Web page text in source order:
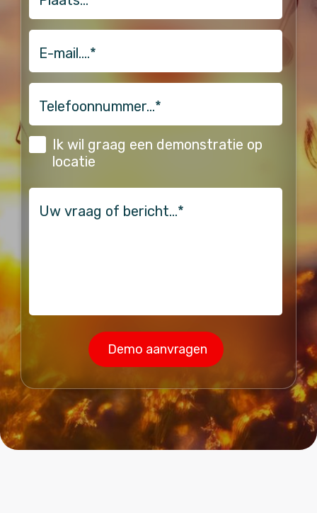
email
Telefoonnummer…
(Vereist)
Ik wil graag een demonstratie op
locatie
vraag